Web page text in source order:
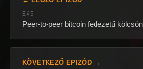
E45
Peer-to-peer bitcoin fedezetű kölcsön
KÖVETKEZŐ EPIZÓD →